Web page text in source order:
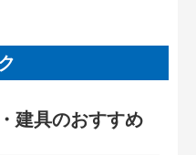
建具のおすすめ